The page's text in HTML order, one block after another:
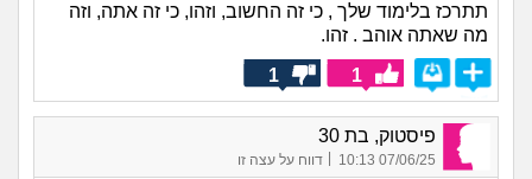
תתרכז בלימוד שלך , כי זה החשוב, וזהו, כי זה אתה, וזה
מה שאתה אוהב . זהו.
1
1
פיסטוק, בת 30
07/06/25 10:13
| דווח על עצה זו